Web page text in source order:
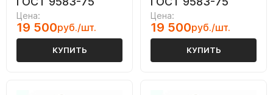
Цена:
19 500руб./шт.
КУПИТЬ
Цена:
19 500руб./шт.
КУПИТЬ